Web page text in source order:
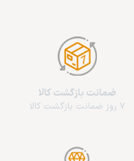
ضمانت بازگشت کالا
7 روز ضمانت بازگشت کالا